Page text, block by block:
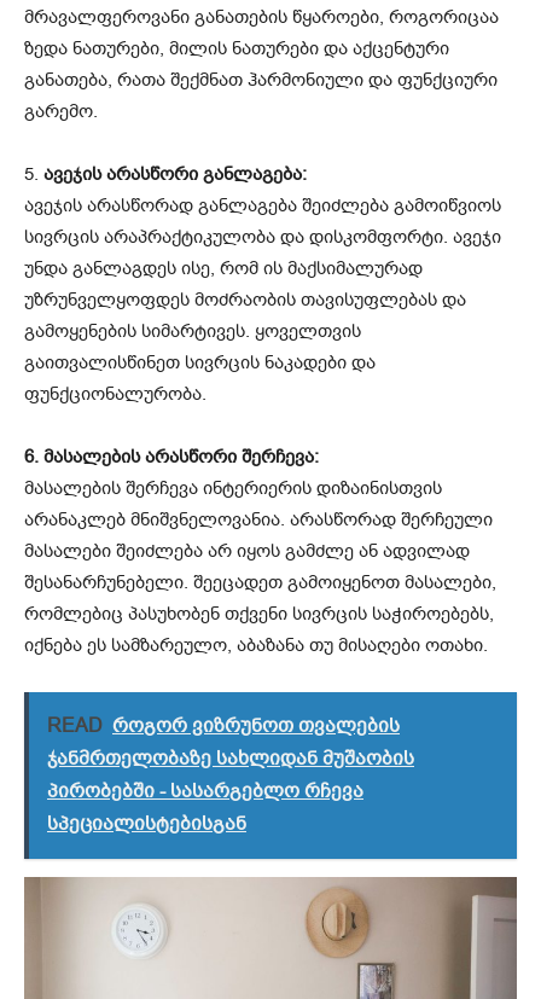
მრავალფეროვანი განათების წყაროები, როგორიცაა
ზედა ნათურები, მილის ნათურები და აქცენტური
განათება, რათა შექმნათ ჰარმონიული და ფუნქციური
გარემო.
5. ავეჯის არასწორი განლაგება:
ავეჯის არასწორად განლაგება შეიძლება გამოიწვიოს
სივრცის არაპრაქტიკულობა და დისკომფორტი. ავეჯი
უნდა განლაგდეს ისე, რომ ის მაქსიმალურად
უზრუნველყოფდეს მოძრაობის თავისუფლებას და
გამოყენების სიმარტივეს. ყოველთვის
გაითვალისწინეთ სივრცის ნაკადები და
ფუნქციონალურობა.
6. მასალების არასწორი შერჩევა:
მასალების შერჩევა ინტერიერის დიზაინისთვის
არანაკლებ მნიშვნელოვანია. არასწორად შერჩეული
მასალები შეიძლება არ იყოს გამძლე ან ადვილად
შესანარჩუნებელი. შეეცადეთ გამოიყენოთ მასალები,
რომლებიც პასუხობენ თქვენი სივრცის საჭიროებებს,
იქნება ეს სამზარეულო, აბაზანა თუ მისაღები ოთახი.
READ როგორ ვიზრუნოთ თვალების
ჯანმრთელობაზე სახლიდან მუშაობის
პირობებში - სასარგებლო რჩევა
სპეციალისტებისგან